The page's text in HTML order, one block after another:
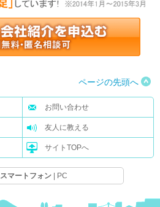
ページの先頭へ
お問い合わせ
友人に教える
サイトTOPへ
スマートフォン PC